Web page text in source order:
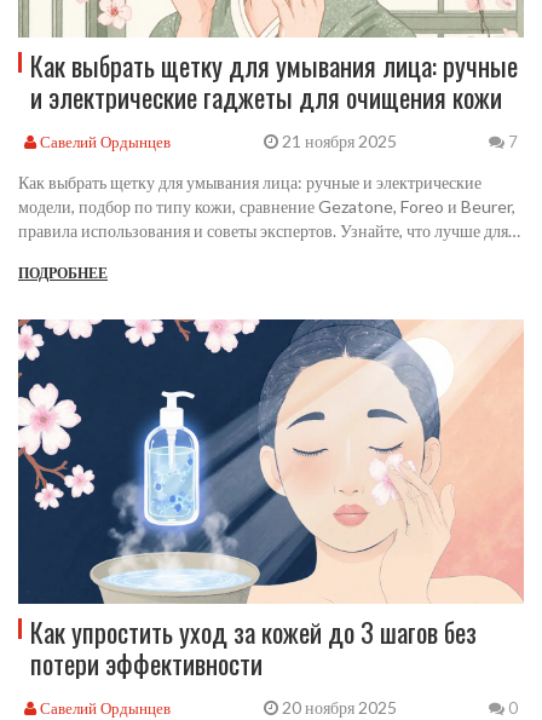
Как выбрать щетку для умывания лица: ручные
и электрические гаджеты для очищения кожи
Савелий Ордынцев 21 ноября 2025 7
Как выбрать щетку для умывания лица: ручные и электрические
модели, подбор по типу кожи, сравнение Gezatone, Foreo и Beurer,
правила использования и советы экспертов. Узнайте, что лучше для
ПОДРОБНЕЕ
Как упростить уход за кожей до 3 шагов без
потери эффективности
Савелий Ордынцев 20 ноября 2025 0